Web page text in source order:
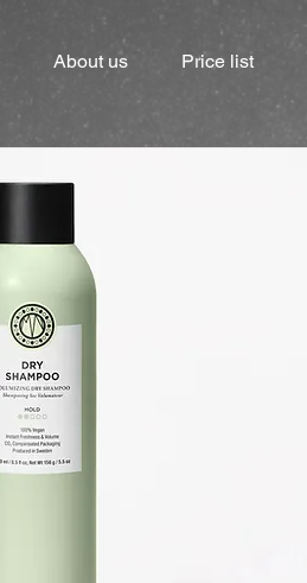
About us Price list